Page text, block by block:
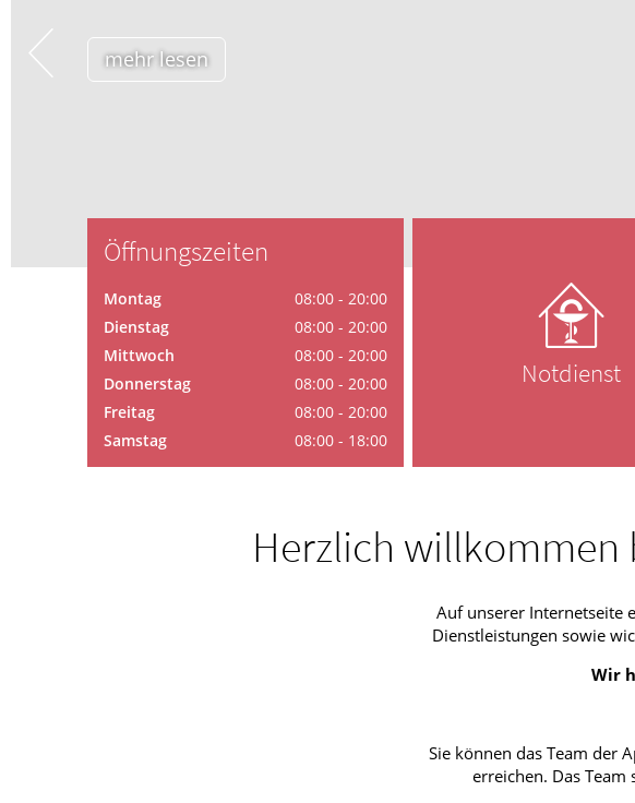
Blut, Krebs und Infektionen
Haut, Haare und Nägel
Öffnungszeiten
Montag
08:00 - 20:00
Dienstag
08:00 - 20:00
Mittwoch
08:00 - 20:00
Donnerstag
08:00 - 20:00
Freitag
08:00 - 20:00
Samstag
08:00 - 18:00
Notdienst
Herzlich willkommen
Auf unserer Internetseite
Dienstleistungen sowie
Wir
Sie können das Team der
erreichen. Das Team